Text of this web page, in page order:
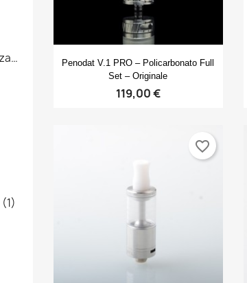
Tabaccoso Aromatizzato
(1)
Anteprima
Penodat V.1 PRO – Policarbonato Full
Set – Originale
119,00 €
favorite_border